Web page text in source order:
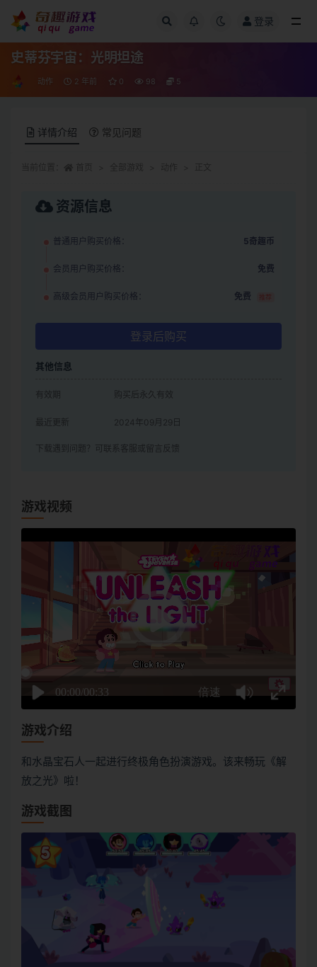
登录
史蒂芬宇宙：光明坦途
动作 2 年前 0 98 5
详情介绍 常见问题
资源信息
普通用户购买价格： 5奇趣币
会员用户购买价格： 免费
高级会员用户购买价格： 免费 推荐
登录后购买
其他信息
有效期 购买后永久有效
最近更新 2024年09月29日
下载遇到问题？可联系客服或留言反馈
游戏视频
游戏介绍
和水晶宝石人一起进行终极角色扮演游戏。该来畅玩《解
放之光》啦！
游戏截图